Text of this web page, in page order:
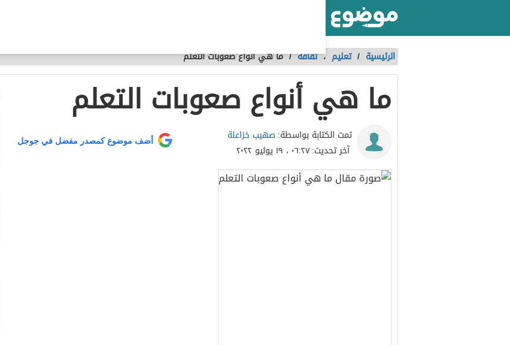
الرئيسية / تعليم ،ثقافة /ما هي أنواع صعوبات التعلم
ما هي أنواع صعوبات التعلم
تمت الكتابة بواسطة: صهيب خزاعلة
آخر تحديث:٠٦:٢٧ ، ١٩ يوليو ٢٠٢٢
أضف موضوع كمصدر مفضل في جوجل